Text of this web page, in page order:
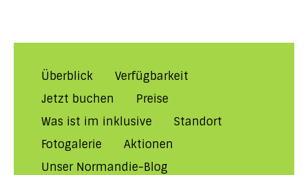
Überblick
Verfügbarkeit
Jetzt buchen
Preise
Was ist im inklusive
Standort
Fotogalerie
Aktionen
Unser Normandie-Blog